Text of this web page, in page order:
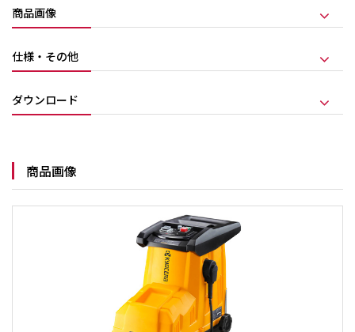
商品画像
仕様・その他
ダウンロード
商品画像